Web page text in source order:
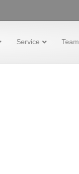
Service Team